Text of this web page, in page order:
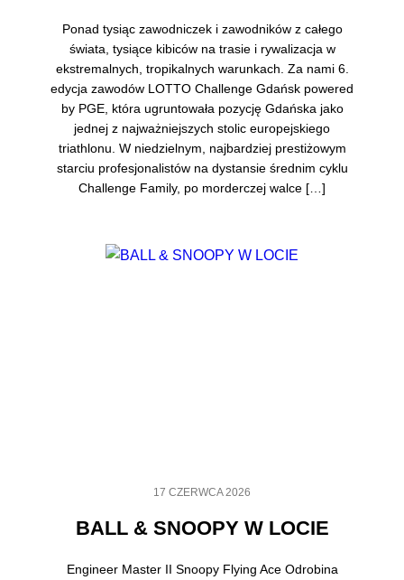
Ponad tysiąc zawodniczek i zawodników z całego
świata, tysiące kibiców na trasie i rywalizacja w
ekstremalnych, tropikalnych warunkach. Za nami 6.
edycja zawodów LOTTO Challenge Gdańsk powered
by PGE, która ugruntowała pozycję Gdańska jako
jednej z najważniejszych stolic europejskiego
triathlonu. W niedzielnym, najbardziej prestiżowym
starciu profesjonalistów na dystansie średnim cyklu
Challenge Family, po morderczej walce […]
17 CZERWCA 2026
BALL & SNOOPY W LOCIE
Engineer Master II Snoopy Flying Ace Odrobina